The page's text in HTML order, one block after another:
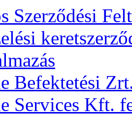
Szerződési
Befektetési
Services Kft.